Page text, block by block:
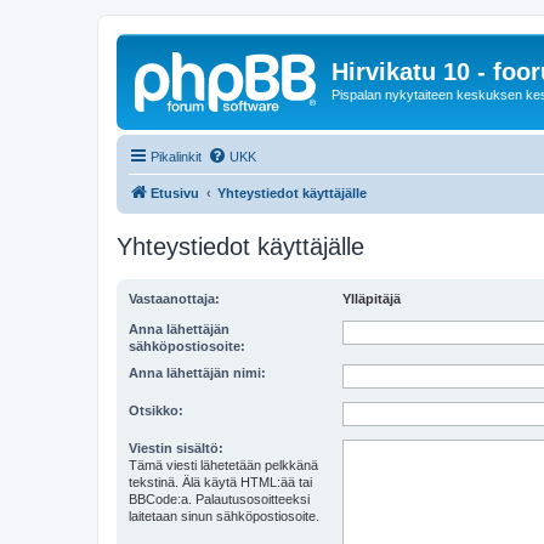
Hirvikatu 10 -
Pispalan nykytaiteen keskuksen
Pikalinkit UKK
Etusivu Yhteystiedot käyttäjälle
Yhteystiedot käyttäjälle
Vastaanottaja: Ylläpitäjä
Anna lähettäjän
sähköpostiosoite:
Anna lähettäjän nimi:
Otsikko:
Viestin sisältö:
Tämä viesti lähetetään pelkkänä
tekstinä. Älä käytä HTML:ää tai
BBCode:a. Palautusosoitteeksi
laitetaan sinun sähköpostiosoite.